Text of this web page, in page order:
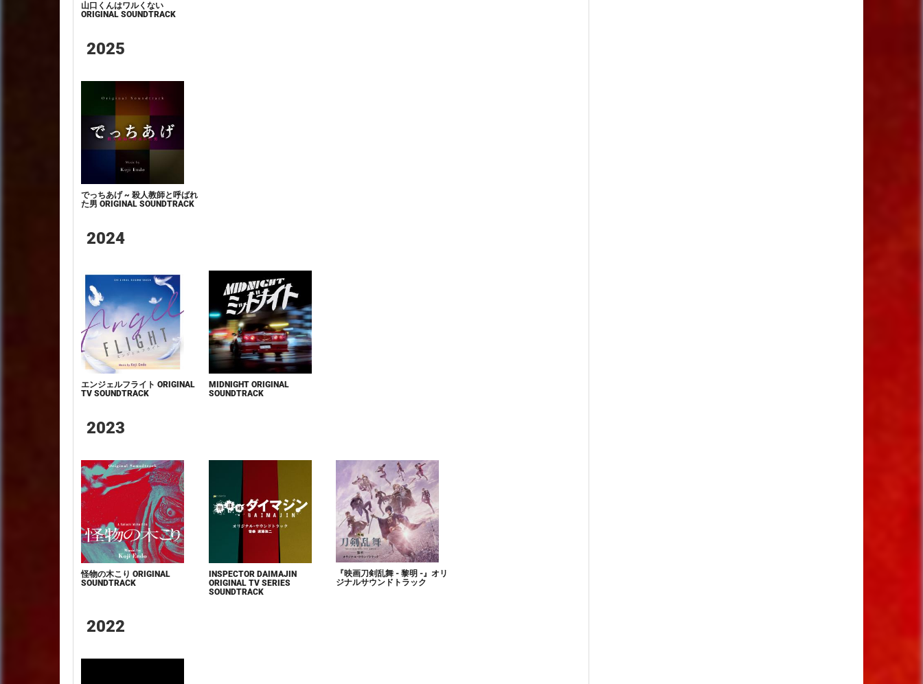
山口くんはワルくない
ORIGINAL SOUNDTRACK
2025
でっちあげ ~ 殺人教師と呼ばれ
た男 ORIGINAL SOUNDTRACK
2024
エンジェルフライト ORIGINAL
TV SOUNDTRACK
MIDNIGHT ORIGINAL
SOUNDTRACK
2023
怪物の木こり ORIGINAL
SOUNDTRACK
INSPECTOR DAIMAJIN
ORIGINAL TV SERIES
SOUNDTRACK
『映画刀剣乱舞 - 黎明 -』オリ
ジナルサウンドトラック
2022